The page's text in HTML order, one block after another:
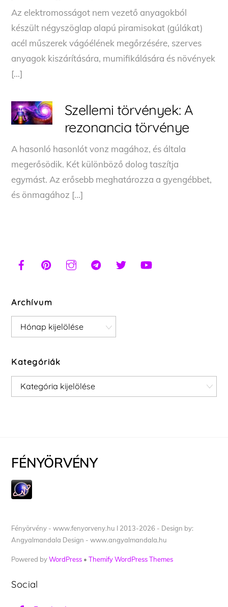
Az elektromosságot nem vezető anyagokból
készült négyszöglap alapú piramisokat (gúlákat)
acél műszerek vágóélének megőrzésére, szerves
anyagok kiszárítására, mumifikálására és növények
[…]
Szellemi törvények: A
rezonancia törvénye
A hasonló hasonlót vonz magához, és általa
megerősödik. Két különböző dolog taszítja
egymást. Az erősebb meghatározza a gyengébbet,
és önmagához […]
Archívum
Archívum
Kategóriák
Kategóriák
FÉNYÖRVÉNY
Fényörvény - www.fenyorveny.hu I 2013-2026 - Design by:
Angyalmandala Design - www.angyalmandala.hu
Powered byWordPress •Themify WordPress Themes
Social